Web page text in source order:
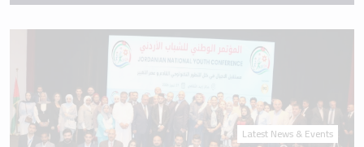
Latest News & Events